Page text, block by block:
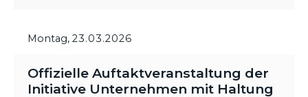
Montag, 23.03.2026
Offizielle Auftaktveranstaltung der
Initiative Unternehmen mit Haltung